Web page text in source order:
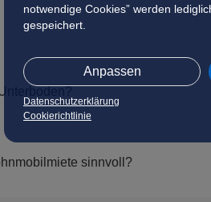
notwendige Cookies” werden
gespeichert.
Anpassen
Datenschutzerklärung
Cookierichtlinie
sinnvoll?